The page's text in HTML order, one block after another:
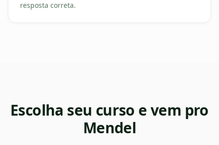
resposta correta.
Escolha seu curso e vem pro
Mendel